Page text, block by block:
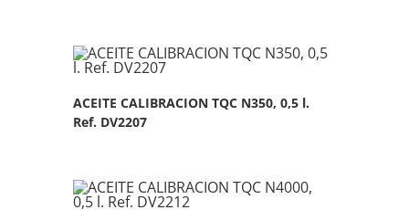
ACEITE CALIBRACION TQC N350, 0,5 l.
Ref. DV2207